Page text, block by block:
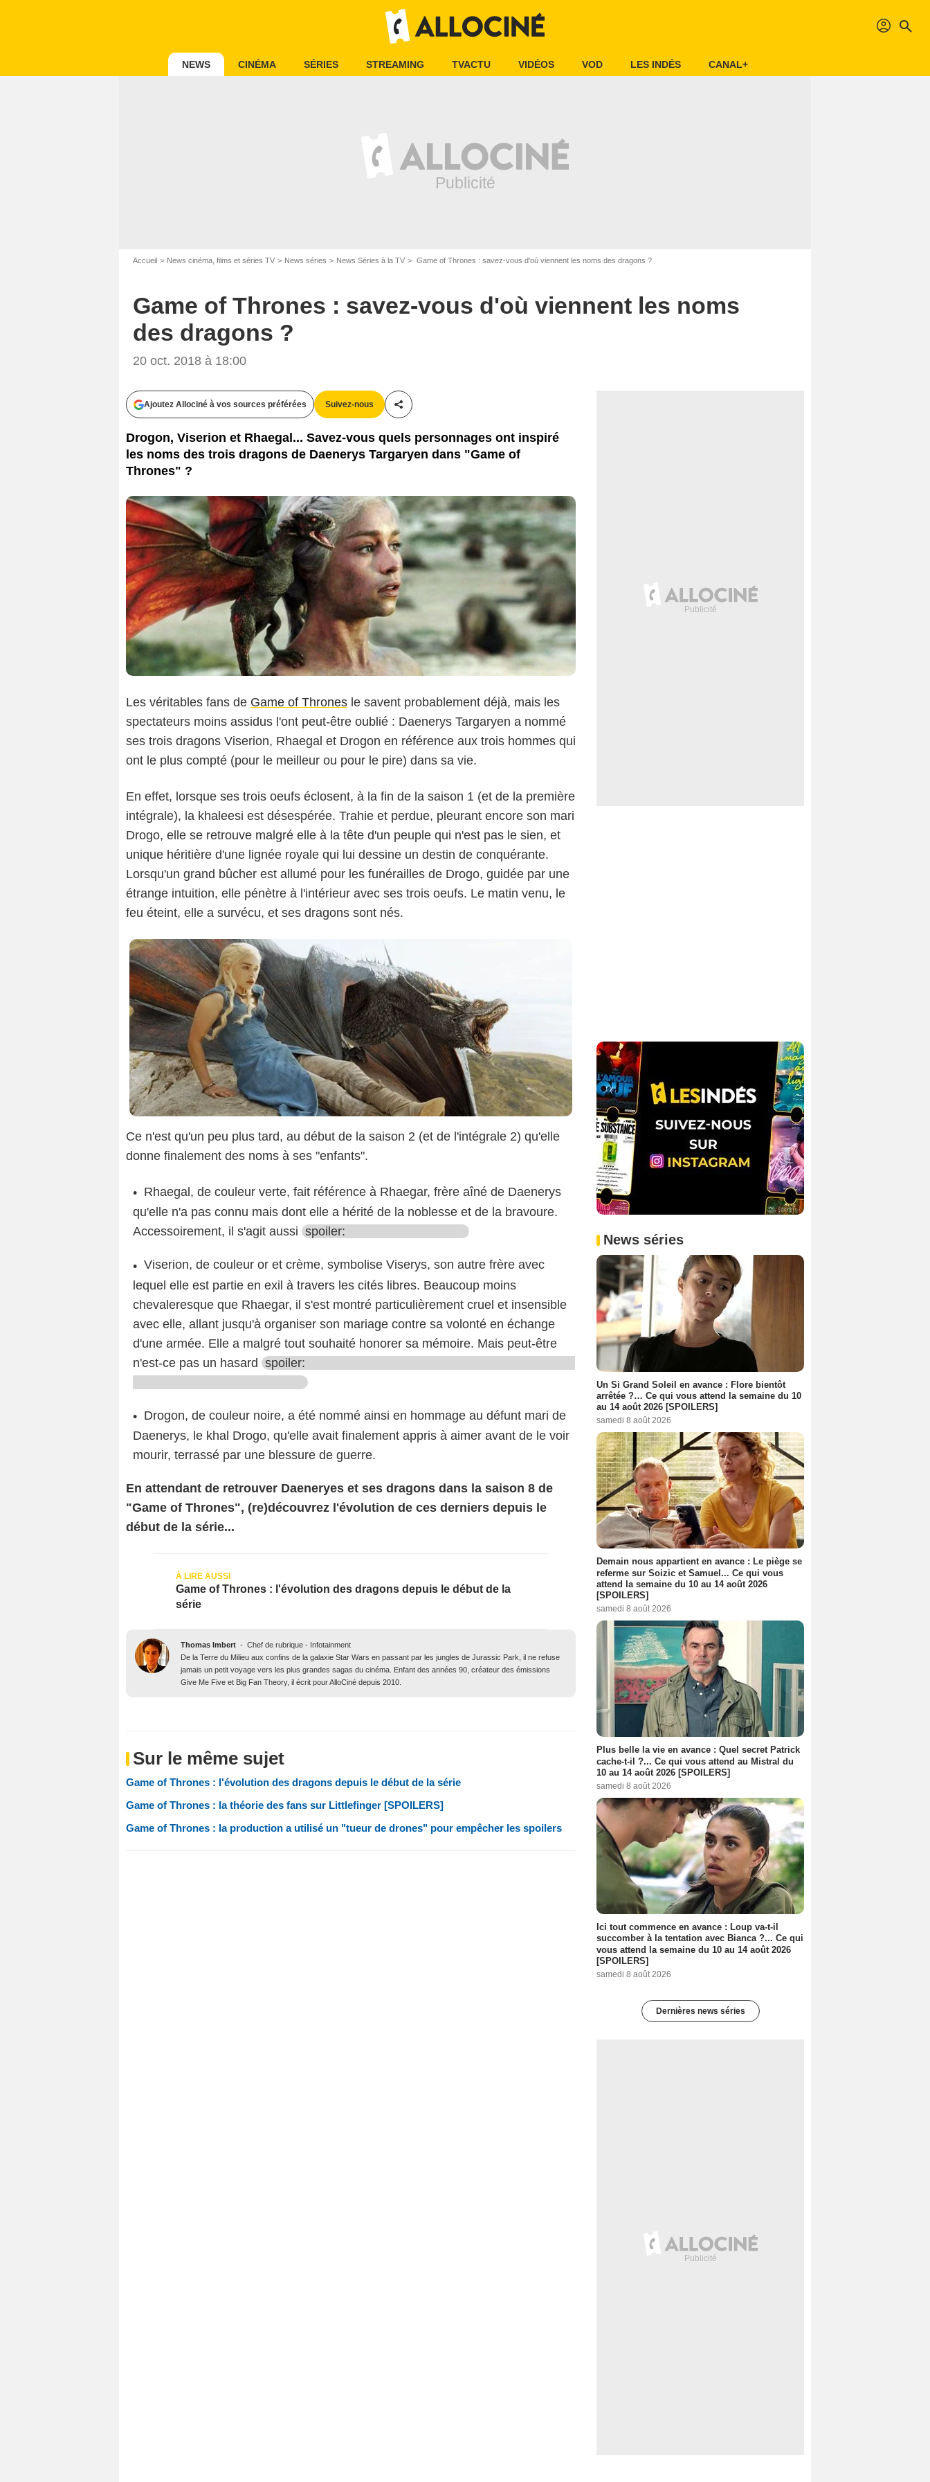
profil search
NEWS CINÉMA SÉRIES STREAMING TVACTU VIDÉOS VOD LES INDÉS CANAL+
Accueil News cinéma, films et séries TV News séries News Séries à la TV Game of Thrones : savez-vous d'où viennent les noms des dragons ?
Game of Thrones : savez-vous d'où viennent les noms
des dragons ?
20 oct. 2018 à 18:00
Ajoutez Allociné à vos sources préférées Suivez-nous
Partager cet article
Drogon, Viserion et Rhaegal... Savez-vous quels personnages ont inspiré
les noms des trois dragons de Daenerys Targaryen dans "Game of
Thrones" ?
Les véritables fans de Game of Thrones le savent probablement déjà, mais les
spectateurs moins assidus l'ont peut-être oublié : Daenerys Targaryen a nommé
ses trois dragons Viserion, Rhaegal et Drogon en référence aux trois hommes qui
ont le plus compté (pour le meilleur ou pour le pire) dans sa vie.
En effet, lorsque ses trois oeufs éclosent, à la fin de la saison 1 (et de la première
intégrale), la khaleesi est désespérée. Trahie et perdue, pleurant encore son mari
Drogo, elle se retrouve malgré elle à la tête d'un peuple qui n'est pas le sien, et
unique héritière d'une lignée royale qui lui dessine un destin de conquérante.
Lorsqu'un grand bûcher est allumé pour les funérailles de Drogo, guidée par une
étrange intuition, elle pénètre à l'intérieur avec ses trois oeufs. Le matin venu, le
feu éteint, elle a survécu, et ses dragons sont nés.
HBO
Ce n'est qu'un peu plus tard, au début de la saison 2 (et de l'intégrale 2) qu'elle
donne finalement des noms à ses "enfants".
Rhaegal, de couleur verte, fait référence à Rhaegar, frère aîné de Daenerys
qu'elle n'a pas connu mais dont elle a hérité de la noblesse et de la bravoure.
Accessoirement, il s'agit aussi spoiler:
Viserion, de couleur or et crème, symbolise Viserys, son autre frère avec
lequel elle est partie en exil à travers les cités libres. Beaucoup moins
chevaleresque que Rhaegar, il s'est montré particulièrement cruel et insensible
avec elle, allant jusqu'à organiser son mariage contre sa volonté en échange
d'une armée. Elle a malgré tout souhaité honorer sa mémoire. Mais peut-être
n'est-ce pas un hasard spoiler:
Drogon, de couleur noire, a été nommé ainsi en hommage au défunt mari de
Daenerys, le khal Drogo, qu'elle avait finalement appris à aimer avant de le voir
mourir, terrassé par une blessure de guerre.
En attendant de retrouver Daeneryes et ses dragons dans la saison 8 de
"Game of Thrones", (re)découvrez l'évolution de ces derniers depuis le
début de la série...
Game of Thrones : l'évolution des dragons depuis le début de la
série
Thomas Imbert - Chef de rubrique - Infotainment
De la Terre du Milieu aux confins de la galaxie Star Wars en passant par les jungles de Jurassic Park, il ne refuse
jamais un petit voyage vers les plus grandes sagas du cinéma. Enfant des années 90, créateur des émissions
Give Me Five et Big Fan Theory, il écrit pour AlloCiné depuis 2010.
Sur le même sujet
Game of Thrones : l'évolution des dragons depuis le début de la série
Game of Thrones : la théorie des fans sur Littlefinger [SPOILERS]
Game of Thrones : la production a utilisé un "tueur de drones" pour empêcher les spoilers
News séries
Un Si Grand Soleil en avance : Flore bientôt
arrêtée ?… Ce qui vous attend la semaine du 10
au 14 août 2026 [SPOILERS]
samedi 8 août 2026
Demain nous appartient en avance : Le piège se
referme sur Soizic et Samuel... Ce qui vous
attend la semaine du 10 au 14 août 2026
[SPOILERS]
samedi 8 août 2026
Plus belle la vie en avance : Quel secret Patrick
cache-t-il ?... Ce qui vous attend au Mistral du
10 au 14 août 2026 [SPOILERS]
samedi 8 août 2026
Ici tout commence en avance : Loup va-t-il
succomber à la tentation avec Bianca ?... Ce qui
vous attend la semaine du 10 au 14 août 2026
[SPOILERS]
samedi 8 août 2026
Dernières news séries